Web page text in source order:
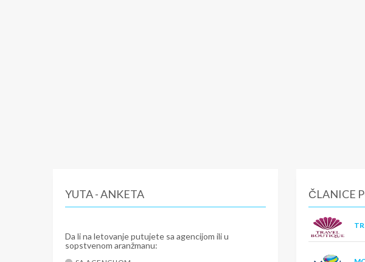
YUTA - ANKETA
Da li na letovanje putujete sa agencijom ili u
sopstvenom aranžmanu:
ČLANICE